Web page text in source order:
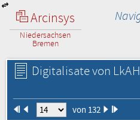
Arcinsys
Niedersachsen
Bremen
Digitalisate von LkAH
von 132